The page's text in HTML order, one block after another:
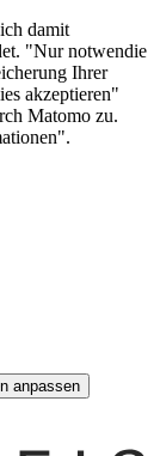
damit
"Nur notwendie
Ihrer
akzeptieren"
Matomo zu.
anpassen